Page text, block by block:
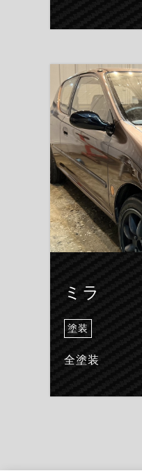
ミラ
塗装
全塗装